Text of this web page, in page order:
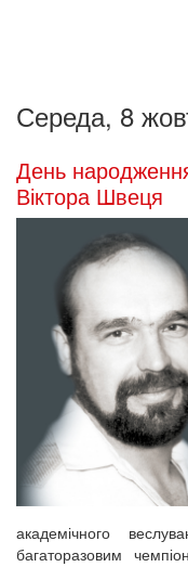
Середа, 8
День
Віктора Швеця
академічного
багаторазовим